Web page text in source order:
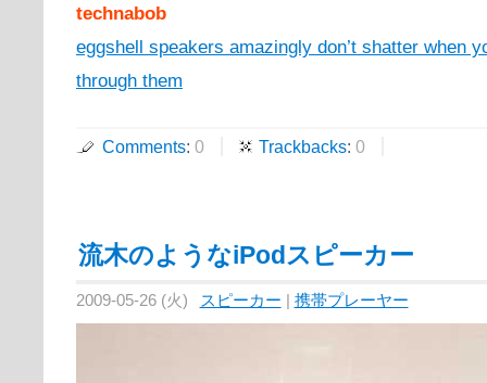
technabob
eggshell speakers amazingly don’t shatter when
through them
Comments: 0 Trackbacks: 0
流木のようなiPodスピーカー
2009-05-26 (火) スピーカー 携帯プレーヤー